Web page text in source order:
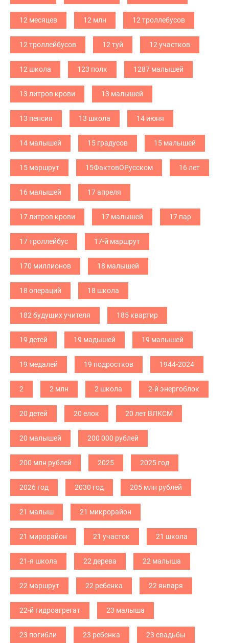
12 месяцев 12 млн 12 троллебусов
12 троллейбусов 12 туй 12 участков
12 школа 123 полк 1287 малышей
13 литров крови 13 малышей
13 пенсия 13 школа 14 июня
14 малышей 15 градусов 15 малышей
15 маршрут 15ФактовОРусском 16 лет
16 малышей 17 апреля
17 литров крови 17 малышей 17 пар
17 троллейбус 17-й маршрут
170 миллионов 18 малышей
18 операций 18 школа
182 будущих учителя 185 квартир
19 детей 19 мадышей 19 малышей
19 медалей 19 подростков 1944-2024
2 2 млн 2 школа 2-й энергоблок
20 детей 20 елок 20 лет ВЛКСМ
20 малышей 200 000 рублей
200 млн рублей 2025 2025 год
2026 год 2030 год 205 млн рублей
21 малыш 21 микрорайон
21 мирорайон 21 участок 21 школа
21-я школа 22 дерева 22 малыша
22 маршрут 22 ребенка 22 января
22-й гидроагрегат 23 малыша
23 погибли 23 ребенка 23 свадьбы